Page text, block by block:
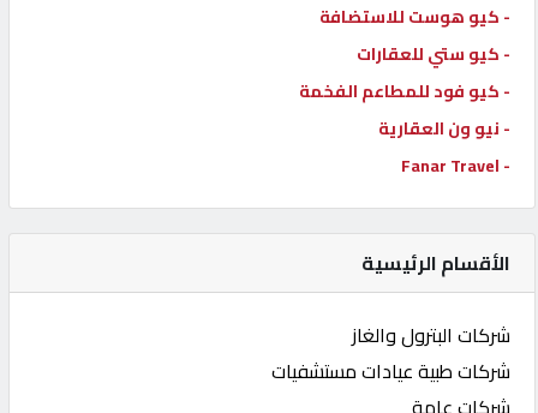
- كيو هوست للاستضافة
- كيو ستي للعقارات
- كيو فود للمطاعم الفخمة
- نيو ون العقارية
- Fanar Travel
الأقسام الرئيسية
شركات البترول والغاز
شركات طبية عيادات مستشفيات